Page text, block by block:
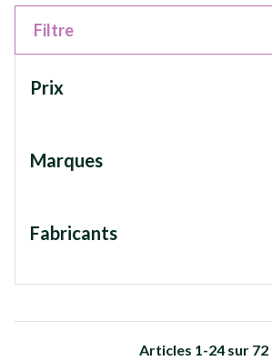
Filtre
Prix
Marques
Fabricants
Articles 1-24 sur 72